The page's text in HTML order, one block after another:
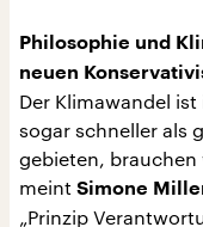
Philosophie und
neuen
Der Klimawandel
sogar schneller als
gebieten, brauchen
meint Simone
„Prinzip